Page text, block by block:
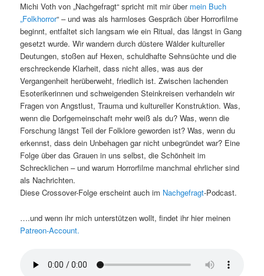
Michi Voth von „Nachgefragt“ spricht mit mir über mein Buch
„Folkhorror“ – und was als harmloses Gespräch über Horrorfilme
beginnt, entfaltet sich langsam wie ein Ritual, das längst in Gang
gesetzt wurde. Wir wandern durch düstere Wälder kultureller
Deutungen, stoßen auf Hexen, schuldhafte Sehnsüchte und die
erschreckende Klarheit, dass nicht alles, was aus der
Vergangenheit herüberweht, friedlich ist. Zwischen lachenden
Esoterikerinnen und schweigenden Steinkreisen verhandeln wir
Fragen von Angstlust, Trauma und kultureller Konstruktion. Was,
wenn die Dorfgemeinschaft mehr weiß als du? Was, wenn die
Forschung längst Teil der Folklore geworden ist? Was, wenn du
erkennst, dass dein Unbehagen gar nicht unbegründet war? Eine
Folge über das Grauen in uns selbst, die Schönheit im
Schrecklichen – und warum Horrorfilme manchmal ehrlicher sind
als Nachrichten.
Diese Crossover-Folge erscheint auch im Nachgefragt-Podcast.
….und wenn ihr mich unterstützen wollt, findet ihr hier meinen
Patreon-Account.